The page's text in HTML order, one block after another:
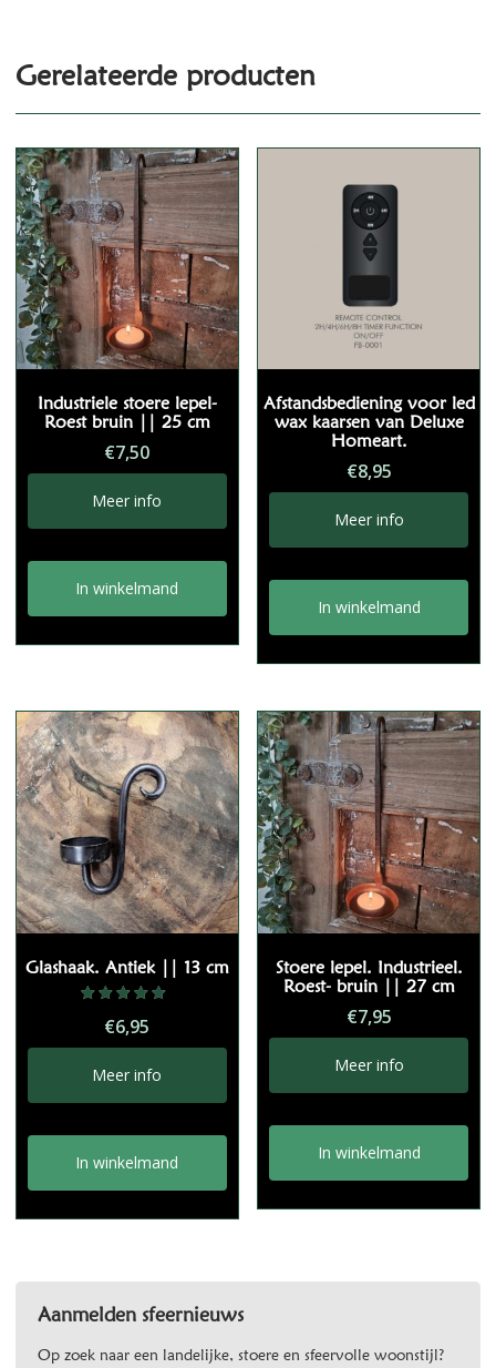
Gerelateerde producten
Industriele stoere lepel-
Roest bruin || 25 cm
€7,50
Meer info
In winkelmand
Afstandsbediening voor led
wax kaarsen van Deluxe
Homeart.
€8,95
Meer info
In winkelmand
Glashaak. Antiek || 13 cm
5.00
uit 5
€6,95
Meer info
In winkelmand
Stoere lepel. Industrieel.
Roest- bruin || 27 cm
€7,95
Meer info
In winkelmand
Aanmelden sfeernieuws
Op zoek naar een landelijke, stoere en sfeervolle woonstijl?